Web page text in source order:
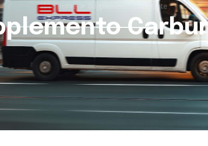
Home Supplemento Carburante